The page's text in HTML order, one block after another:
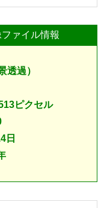
ァイル情報
透過）
ピクセル
日